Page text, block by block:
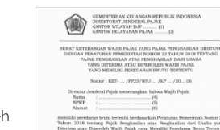
eReporting Insentif Covid-19. - Pada